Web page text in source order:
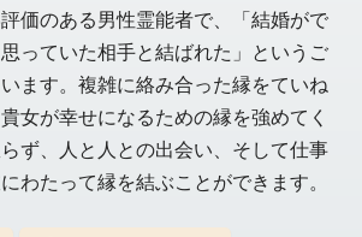
価のある男性霊能者で、「結婚がで
っていた相手と結ばれた」というご
ます。複雑に絡み合った縁をていね
女が幸せになるための縁を強めてく
ず、人と人との出会い、そして仕事
わたって縁を結ぶことができます。